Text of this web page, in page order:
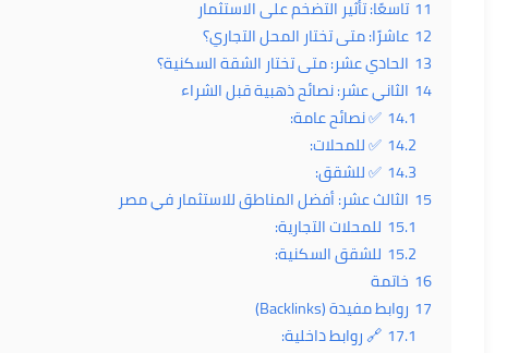
11 تاسعًا: تأثير التضخم على الاستثمار
12 عاشرًا: متى تختار المحل التجاري؟
13 الحادي عشر: متى تختار الشقة السكنية؟
14 الثاني عشر: نصائح ذهبية قبل الشراء
14.1 ✅ نصائح عامة:
14.2 ✅ للمحلات:
14.3 ✅ للشقق:
15 الثالث عشر: أفضل المناطق للاستثمار في مصر
15.1 للمحلات التجارية:
15.2 للشقق السكنية:
16 خاتمة
17 روابط مفيدة (Backlinks)
17.1 🔗 روابط داخلية: